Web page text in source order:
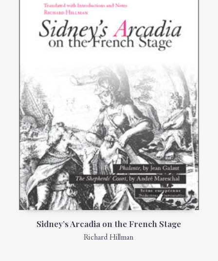
Sidney’s Arcadia on the French Stage
Richard Hillman